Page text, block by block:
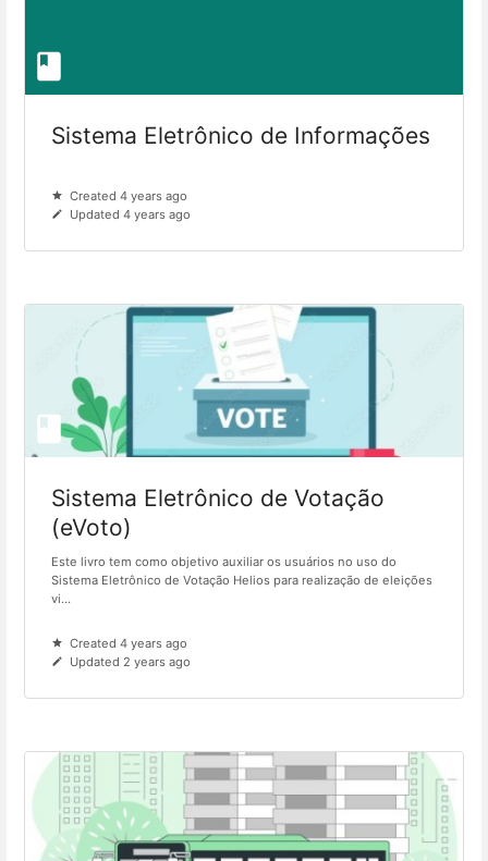
Sistema Eletrônico de Informações
Created 4 years ago
Updated 4 years ago
Sistema Eletrônico de Votação
(eVoto)
Este livro tem como objetivo auxiliar os usuários no uso do
Sistema Eletrônico de Votação Helios para realização de eleições
vi...
Created 4 years ago
Updated 2 years ago